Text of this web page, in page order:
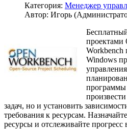
Категория: Менеджер
Автор: Игорь
проектами
Workbench
Windows
программы
задач, но и установить
требования к ресурсам.
ресурсы и отслеживайте